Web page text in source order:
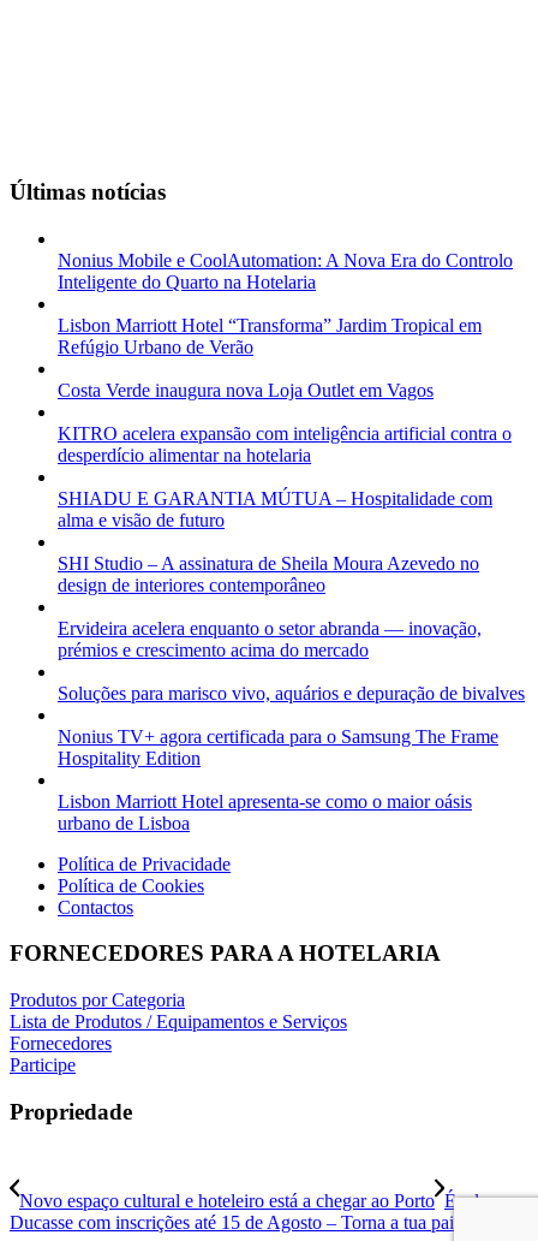
Últimas notícias
Nonius Mobile e CoolAutomation: A Nova Era do Controlo
Inteligente do Quarto na Hotelaria
Lisbon Marriott Hotel “Transforma” Jardim Tropical em
Refúgio Urbano de Verão
Costa Verde inaugura nova Loja Outlet em Vagos
KITRO acelera expansão com inteligência artificial contra o
desperdício alimentar na hotelaria
SHIADU E GARANTIA MÚTUA – Hospitalidade com
alma e visão de futuro
SHI Studio – A assinatura de Sheila Moura Azevedo no
design de interiores contemporâneo
Ervideira acelera enquanto o setor abranda — inovação,
prémios e crescimento acima do mercado
Soluções para marisco vivo, aquários e depuração de bivalves
Nonius TV+ agora certificada para o Samsung The Frame
Hospitality Edition
Lisbon Marriott Hotel apresenta-se como o maior oásis
urbano de Lisboa
Política de Privacidade
Política de Cookies
Contactos
FORNECEDORES PARA A HOTELARIA
Produtos por Categoria
Lista de Produtos / Equipamentos e Serviços
Fornecedores
Participe
Propriedade
Novo espaço cultural e hoteleiro está a chegar ao Porto École
Ducasse com inscrições até 15 de Agosto – Torna a tua paixão...